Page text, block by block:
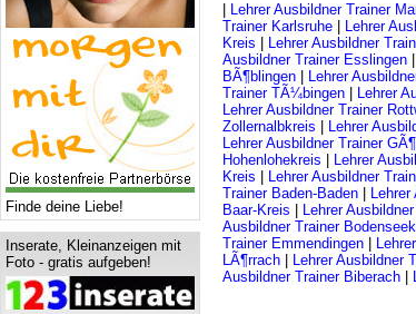
Finde deine Liebe!
Inserate, Kleinanzeigen mit
Foto - gratis aufgeben!
Lehrer Ausbildner Trainer
Trainer Karlsruhe
Lehrer
Kreis
Lehrer Ausbildner
Ausbildner Trainer Esslingen
BÃ¶blingen
Lehrer
Trainer TÃ¼bingen
Lehrer
Lehrer Ausbildner Trainer
Zollernalbkreis
Lehrer
Lehrer Ausbildner Trainer
Hohenlohekreis
Lehrer
Kreis
Lehrer Ausbildner
Trainer Baden-Baden
Baar-Kreis
Lehrer
Ausbildner Trainer
Trainer Emmendingen
LÃ¶rrach
Lehrer Ausbildner
Ausbildner Trainer Biberach